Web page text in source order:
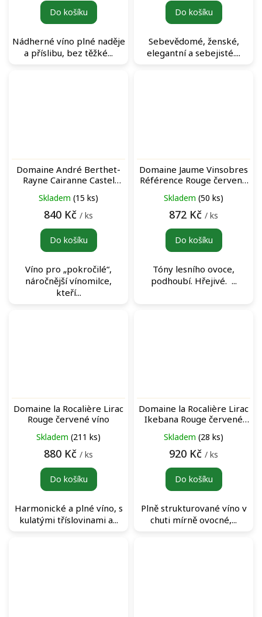
Do košíku
Nádherné víno plné naděje
a příslibu, bez těžké...
Do košíku
Sebevědomé, ženské,
elegantní a sebejisté....
Domaine André Berthet-
Rayne Cairanne Castel
Skladem (15 ks)
840 Kč / ks
Do košíku
Víno pro „pokročilé“,
náročnější vínomilce,
kteří...
Domaine Jaume Vinsobres
Référence Rouge červené
Skladem (50 ks)
872 Kč / ks
Do košíku
Tóny lesního ovoce,
podhoubí. Hřejivé. ...
Domaine la Rocalière Lirac
Rouge červené víno
Skladem (211 ks)
880 Kč / ks
Do košíku
Harmonické a plné víno, s
kulatými tříslovinami a...
Domaine la Rocalière Lirac
Ikebana Rouge červené
Skladem (28 ks)
920 Kč / ks
Do košíku
Plně strukturované víno v
chuti mírně ovocné,...